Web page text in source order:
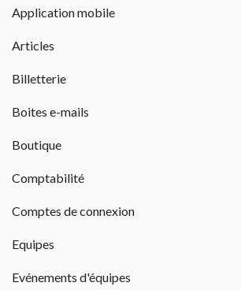
Application mobile
Articles
Billetterie
Boites e-mails
Boutique
Comptabilité
Comptes de connexion
Equipes
Evénements d'équipes